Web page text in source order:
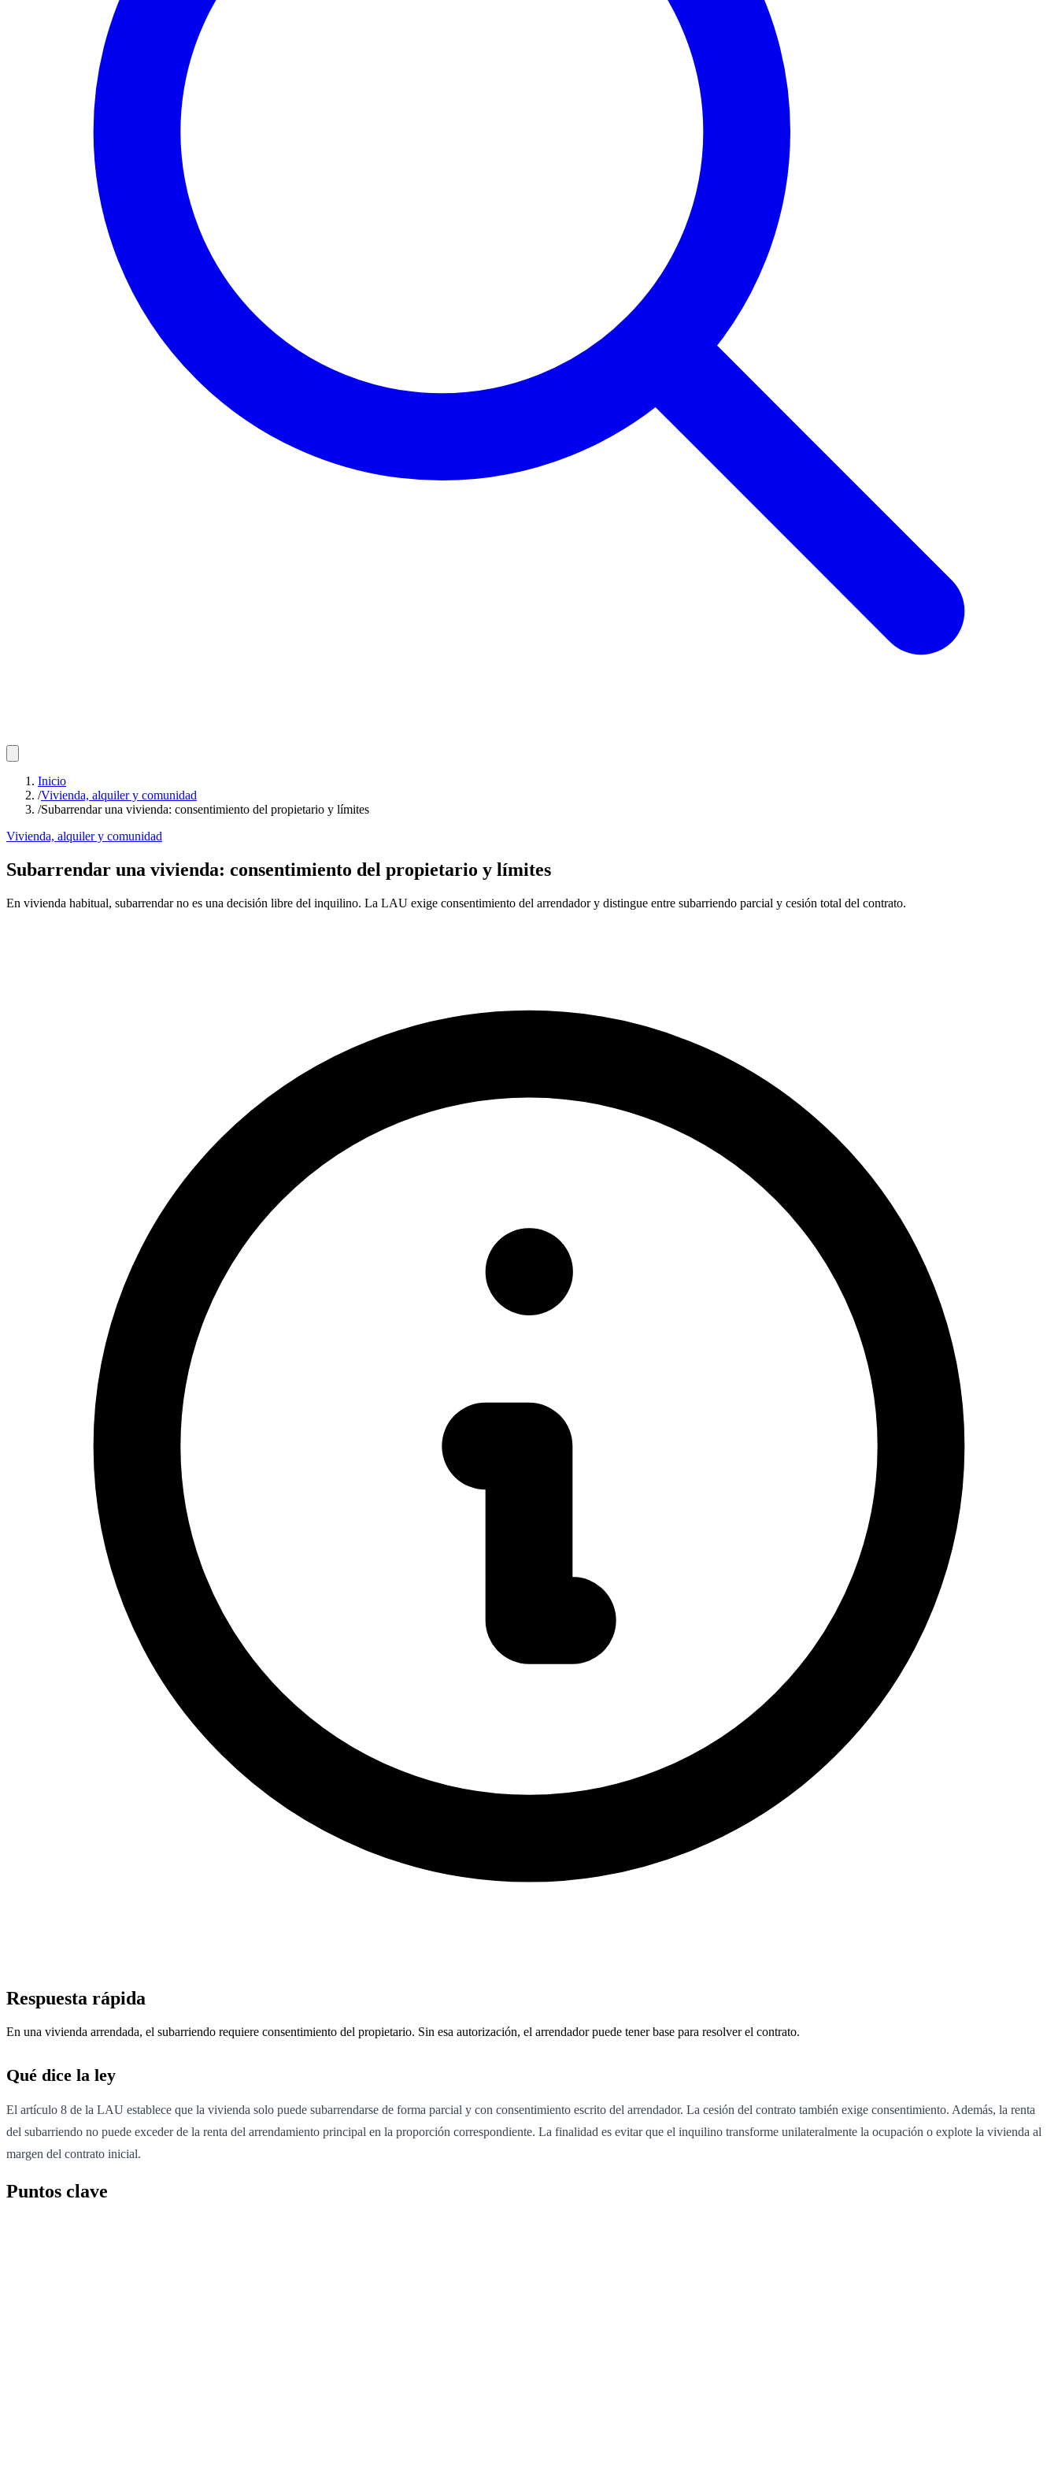
Inicio
/Vivienda, alquiler y comunidad
/Subarrendar una vivienda: consentimiento del propietario y límites
Vivienda, alquiler y comunidad
Subarrendar una vivienda: consentimiento del propietario y límites
En vivienda habitual, subarrendar no es una decisión libre del inquilino. La LAU exige consentimiento del arrendador y distingue entre subarriendo parcial y cesión total del contrato.
Respuesta rápida
En una vivienda arrendada, el subarriendo requiere consentimiento del propietario. Sin esa autorización, el arrendador puede tener base para resolver el contrato.
Qué dice la ley
El artículo 8 de la LAU establece que la vivienda solo puede subarrendarse de forma parcial y con consentimiento escrito del arrendador. La cesión del contrato también exige consentimiento. Además, la renta
del subarriendo no puede exceder de la renta del arrendamiento principal en la proporción correspondiente. La finalidad es evitar que el inquilino transforme unilateralmente la ocupación o explote la vivienda al
margen del contrato inicial.
Puntos clave